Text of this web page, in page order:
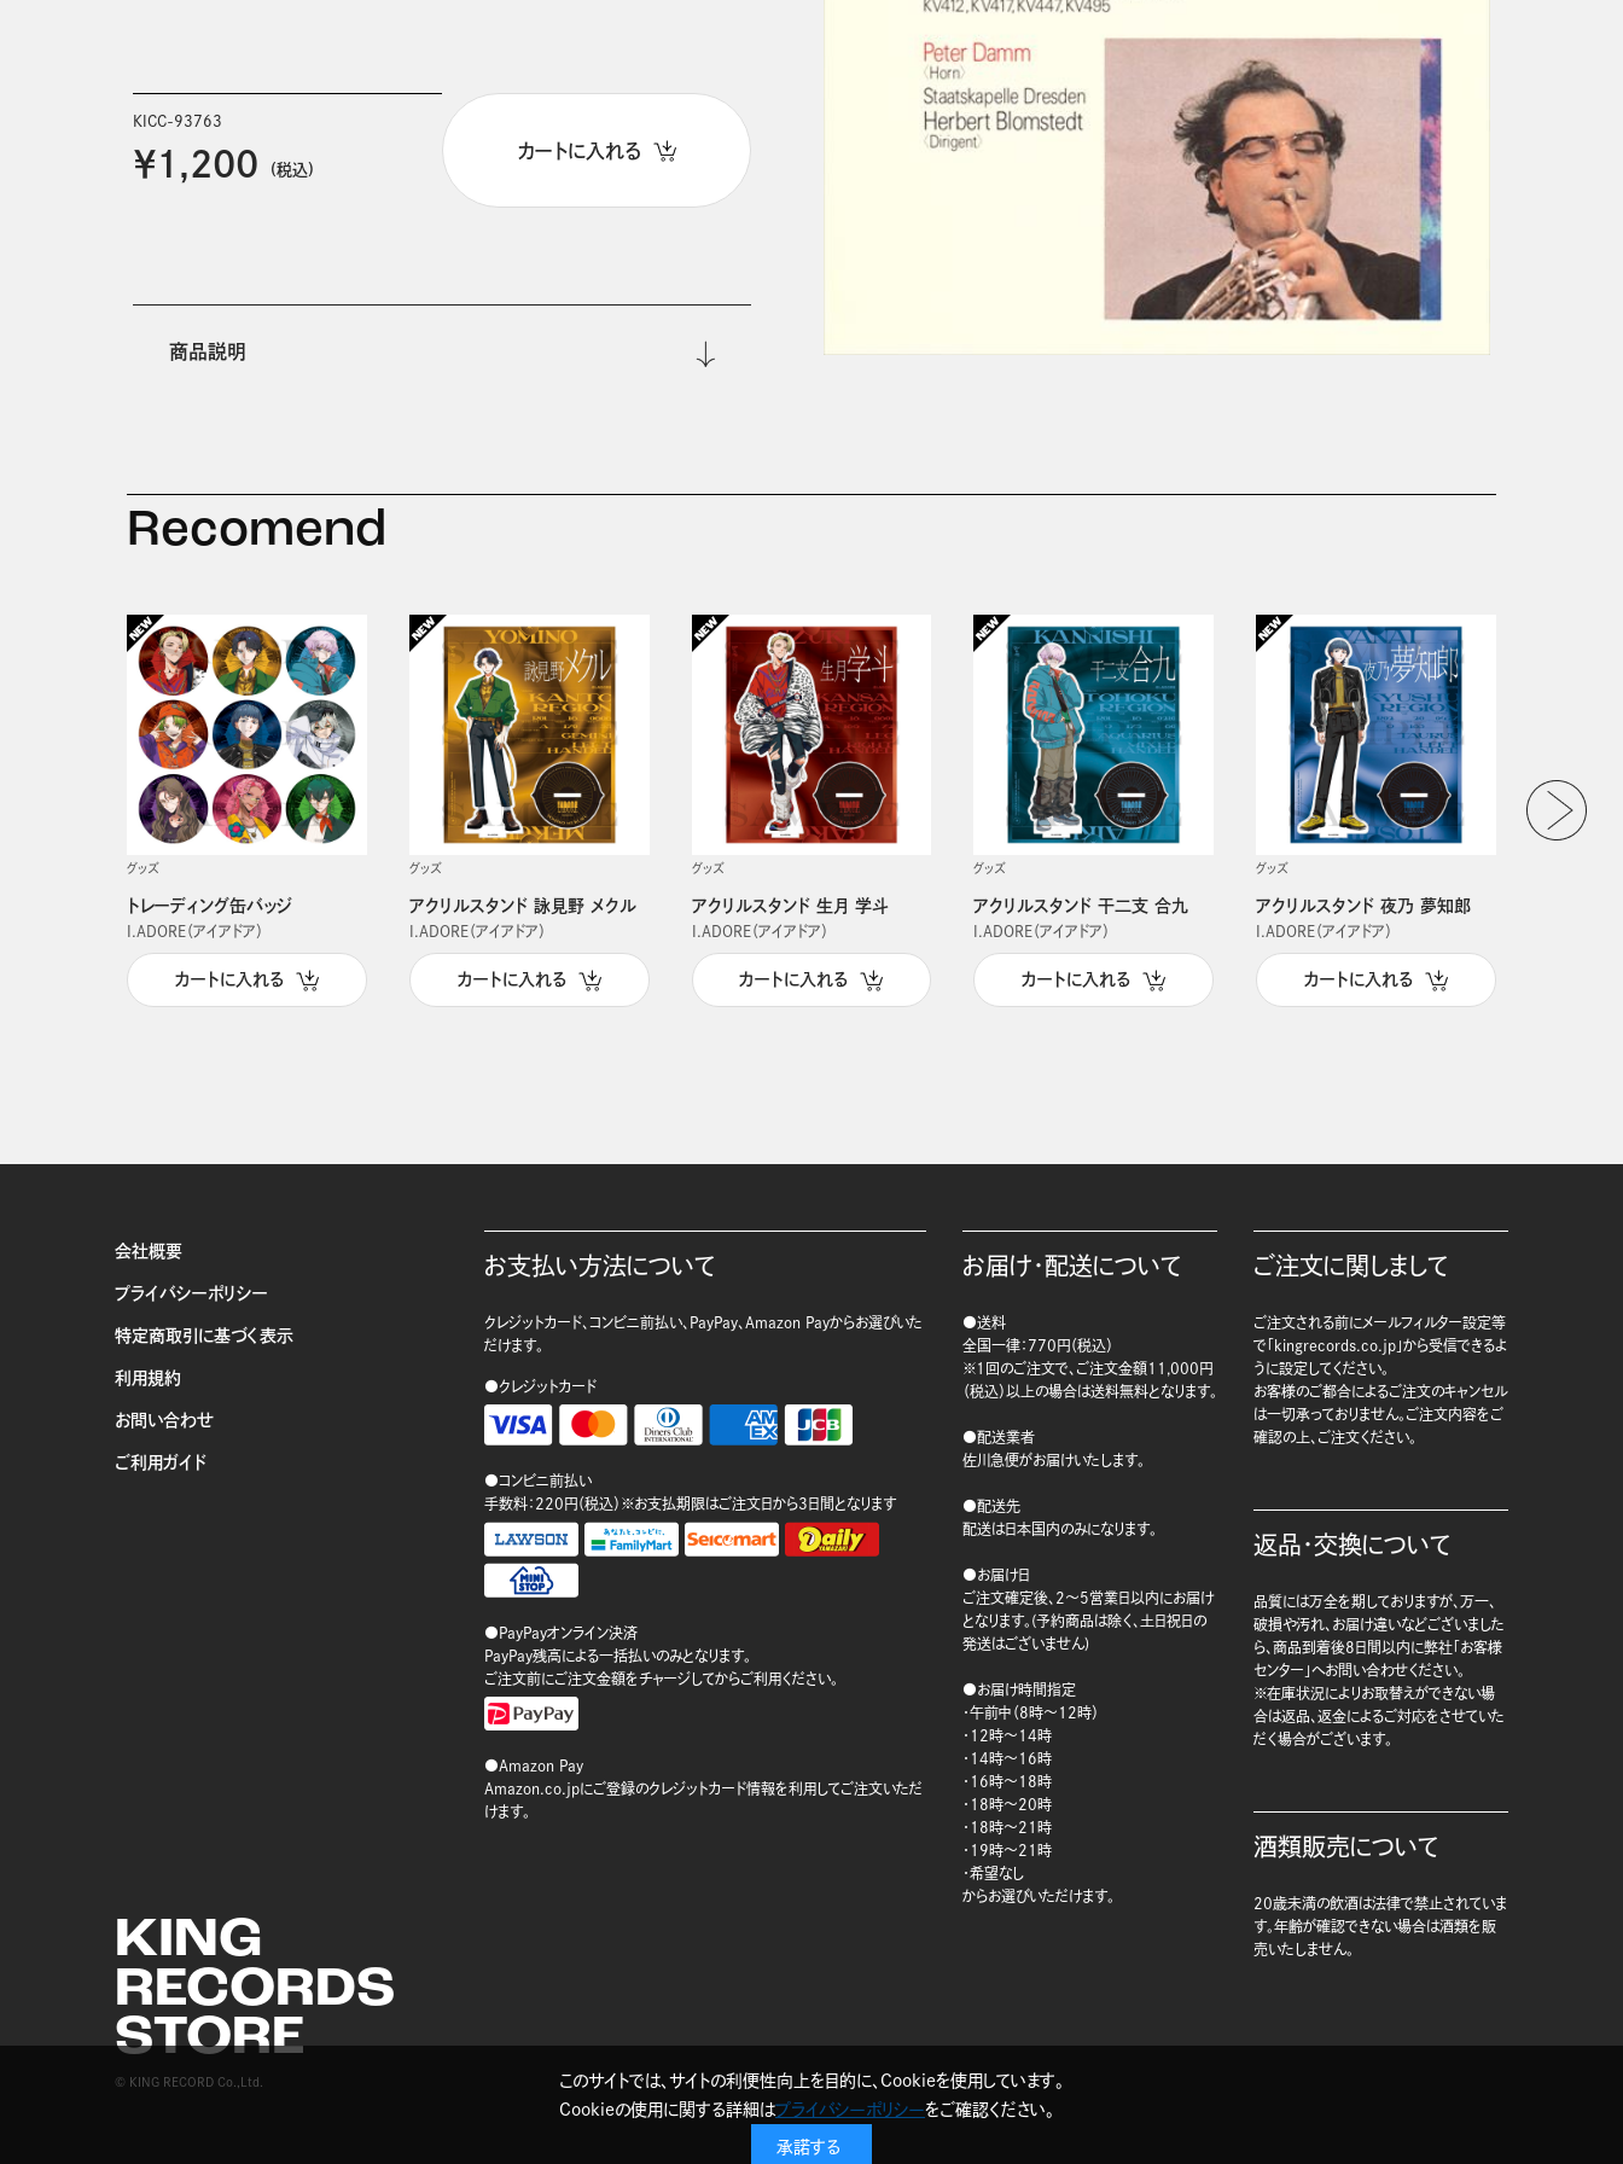
KICC-93763
￥1,200 (税込)
カートに入れる
商品説明
Recomend
グッズ
トレーディング缶バッジ
I.ADORE（アイアドア）
カートに入れる
グッズ
アクリルスタンド 詠見野 メクル
I.ADORE（アイアドア）
カートに入れる
グッズ
アクリルスタンド 生月 学斗
I.ADORE（アイアドア）
カートに入れる
グッズ
アクリルスタンド 干二支 合九
I.ADORE（アイアドア）
カートに入れる
グッズ
アクリルスタンド 夜乃 夢知郎
I.ADORE（アイアドア）
カートに入れる
会社概要
プライバシーポリシー
特定商取引に基づく表示
利用規約
お問い合わせ
ご利用ガイド
KING
RECORDS
STORE
© KING RECORD Co.,Ltd.
お支払い方法について
クレジットカード、コンビニ前払い、PayPay、Amazon Payからお選びいた
だけます。
●クレジットカード
●コンビニ前払い
手数料：220円（税込）※お支払期限はご注文日から3日間となります
●PayPayオンライン決済
PayPay残高による一括払いのみとなります。
ご注文前にご注文金額をチャージしてからご利用ください。
●Amazon Pay
Amazon.co.jpにご登録のクレジットカード情報を利用してご注文いただ
けます。
お届け・配送について
●送料
全国一律：770円（税込）
※1回のご注文で、ご注文金額11,000円
（税込）以上の場合は送料無料となります。
●配送業者
佐川急便がお届けいたします。
●配送先
配送は日本国内のみになります。
●お届け日
ご注文確定後、2～5営業日以内にお届け
となります。(予約商品は除く、土日祝日の
発送はございません)
●お届け時間指定
・午前中（8時～12時）
・12時～14時
・14時～16時
・16時～18時
・18時～20時
・18時～21時
・19時～21時
・希望なし
からお選びいただけます。
ご注文に関しまして
ご注文される前にメールフィルター設定等
で「kingrecords.co.jp」から受信できるよ
うに設定してください。
お客様のご都合によるご注文のキャンセル
は一切承っておりません。ご注文内容をご
確認の上、ご注文ください。
返品・交換について
品質には万全を期しておりますが、万一、
破損や汚れ、お届け違いなどございました
ら、商品到着後8日間以内に弊社「お客様
センター」へお問い合わせください。
※在庫状況によりお取替えができない場
合は返品、返金によるご対応をさせていた
だく場合がございます。
酒類販売について
20歳未満の飲酒は法律で禁止されていま
す。年齢が確認できない場合は酒類を販
売いたしません。
このサイトでは、サイトの利便性向上を目的に、Cookieを使用しています。
Cookieの使用に関する詳細はプライバシーポリシーをご確認ください。
承諾する